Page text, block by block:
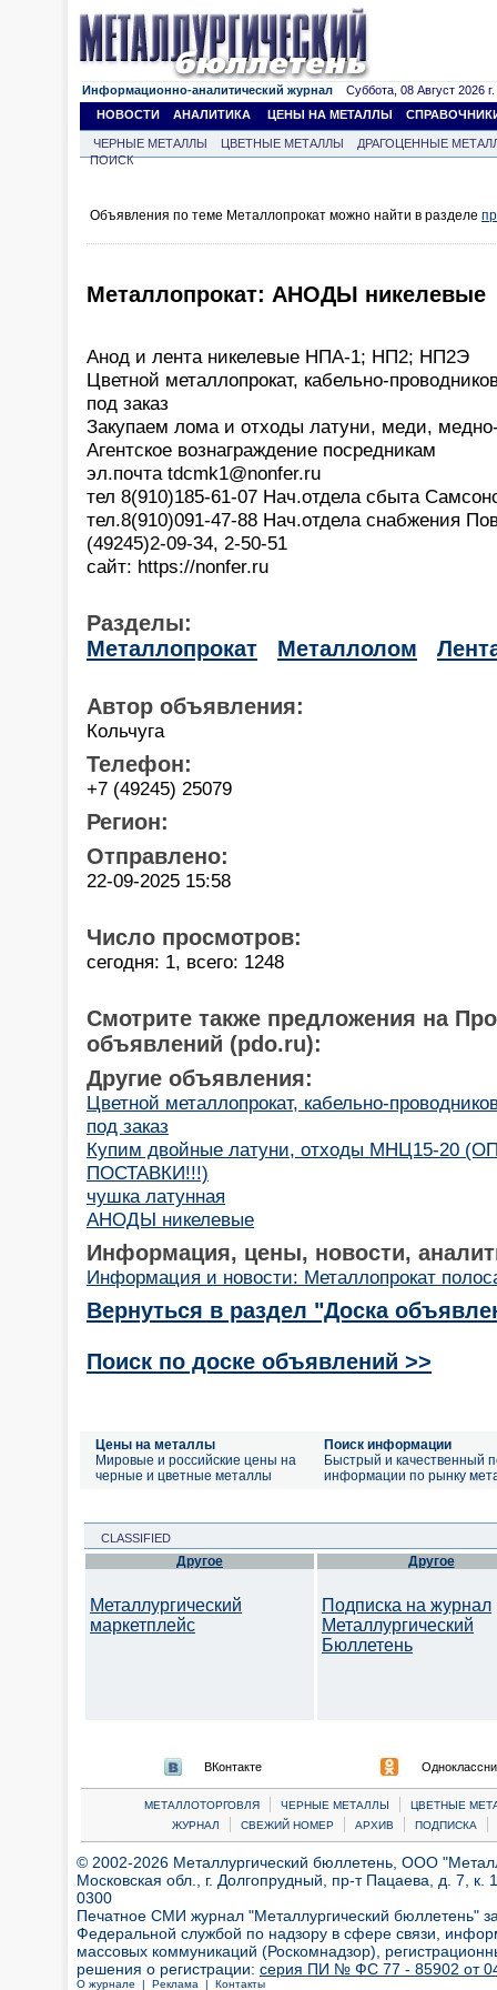
Информационно-аналитический журнал Суббота, 08 Август 2026 г.
НОВОСТИ
АНАЛИТИКА ЦЕНЫ НА МЕТАЛЛЫ
ЧЕРНЫЕ МЕТАЛЛЫ ЦВЕТНЫЕ МЕТАЛЛЫ
ДРАГОЦЕННЫЕ
ПОИСК
Объявления по теме Металлопрокат можно найти в разделе
Металлопрокат: АНОДЫ никелевые
Анод и лента никелевые НПА-1; НП2; НП2Э
Цветной металлопрокат, кабельно-
под заказ
Закупаем лома и отходы латуни, меди,
Агентское вознаграждение посредникам
эл.почта tdcmk1@nonfer.ru
тел 8(910)185-61-07 Нач.отдела сбыта
тел.8(910)091-47-88 Нач.отдела снабжения
(49245)2-09-34, 2-50-51
сайт: https://nonfer.ru
Разделы:
Металлопрокат
Металлолом
Автор объявления:
Кольчуга
Телефон:
+7 (49245) 25079
Регион:
Отправлено:
22-09-2025 15:58
Число просмотров:
сегодня: 1, всего: 1248
Смотрите также предложения на
объявлений (pdo.ru):
Другие объявления:
Цветной металлопрокат, кабельно-
под заказ
Купим двойные латуни, отходы МНЦ15-20
ПОСТАВКИ!!!)
чушка латунная
АНОДЫ никелевые
Информация, цены, новости,
Информация и новости: Металлопрокат
Вернуться в раздел "Доска
Поиск по доске объявлений >>
Цены на металлы
Мировые и российские цены на
черные и цветные металлы
Поиск информации
Быстрый и качественный
информации по рынку
CLASSIFIED
Другое
Металлургический
маркетплейс
Другое
Подписка на журнал
Металлургический
Бюллетень
ВКонтакте
МЕТАЛЛОТОРГОВЛЯ | ЧЕРНЫЕ МЕТАЛЛЫ |
ЦВЕТНЫЕ
ЖУРНАЛ
| СВЕЖИЙ НОМЕР | АРХИВ | ПОДПИСКА |
© 2002-2026 Металлургический бюллетень, ООО
Московская обл., г. Долгопрудный, пр-т Пацаева, д. 7,
0300
Печатное СМИ журнал "Металлургический бюллетень"
Федеральной службой по надзору в сфере связи,
массовых коммуникаций (Роскомнадзор),
решения о регистрации: серия ПИ № ФС 77 - 85902 от 04
О журнале | Реклама | Контакты